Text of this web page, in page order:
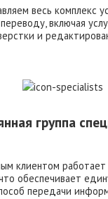
весь комплекс
включая
и
группа
клиентом работает
обеспечивает
передачи